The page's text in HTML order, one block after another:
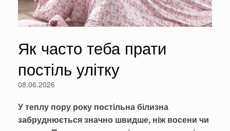
Як часто теба прати
постіль улітку
08.06.2026
У теплу пору року постільна білизна
забруднюється значно швидше, ніж восени чи